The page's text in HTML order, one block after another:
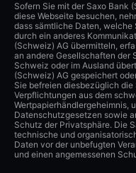
Sofern Sie mit der Saxo Bank
diese Webseite besuchen,
dass sämtliche Daten, welche
durch ein anderes
(Schweiz) AG übermitteln,
an andere Gesellschaften der
Schweiz oder im Ausland
(Schweiz) AG gespeichert
Sie befreien diesbezüglich
Verpflichtungen aus dem
Wertpapierhändlergeheimnis,
Datenschutzgesetzen sowie
Schutz der Privatsphäre. Die
technische und
Daten vor der unbefugten
und einen angemessenen